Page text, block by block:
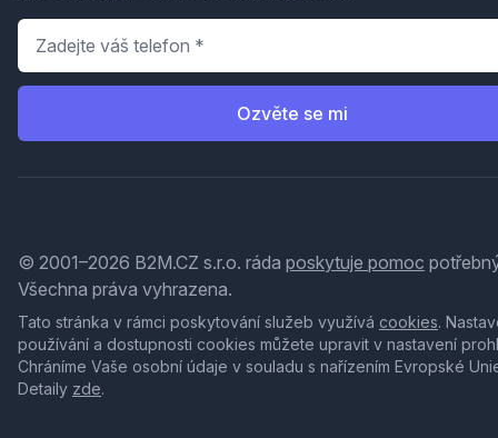
Telefon
Ozvěte se mi
© 2001–2026 B2M.CZ s.r.o. ráda poskytuje pomoc
Všechna práva vyhrazena.
Tato stránka v rámci poskytování služeb využívá cookies.
používání a dostupnosti cookies můžete upravit v nastavení
Chráníme Vaše osobní údaje v souladu s nařízením Evropské
Detaily zde.